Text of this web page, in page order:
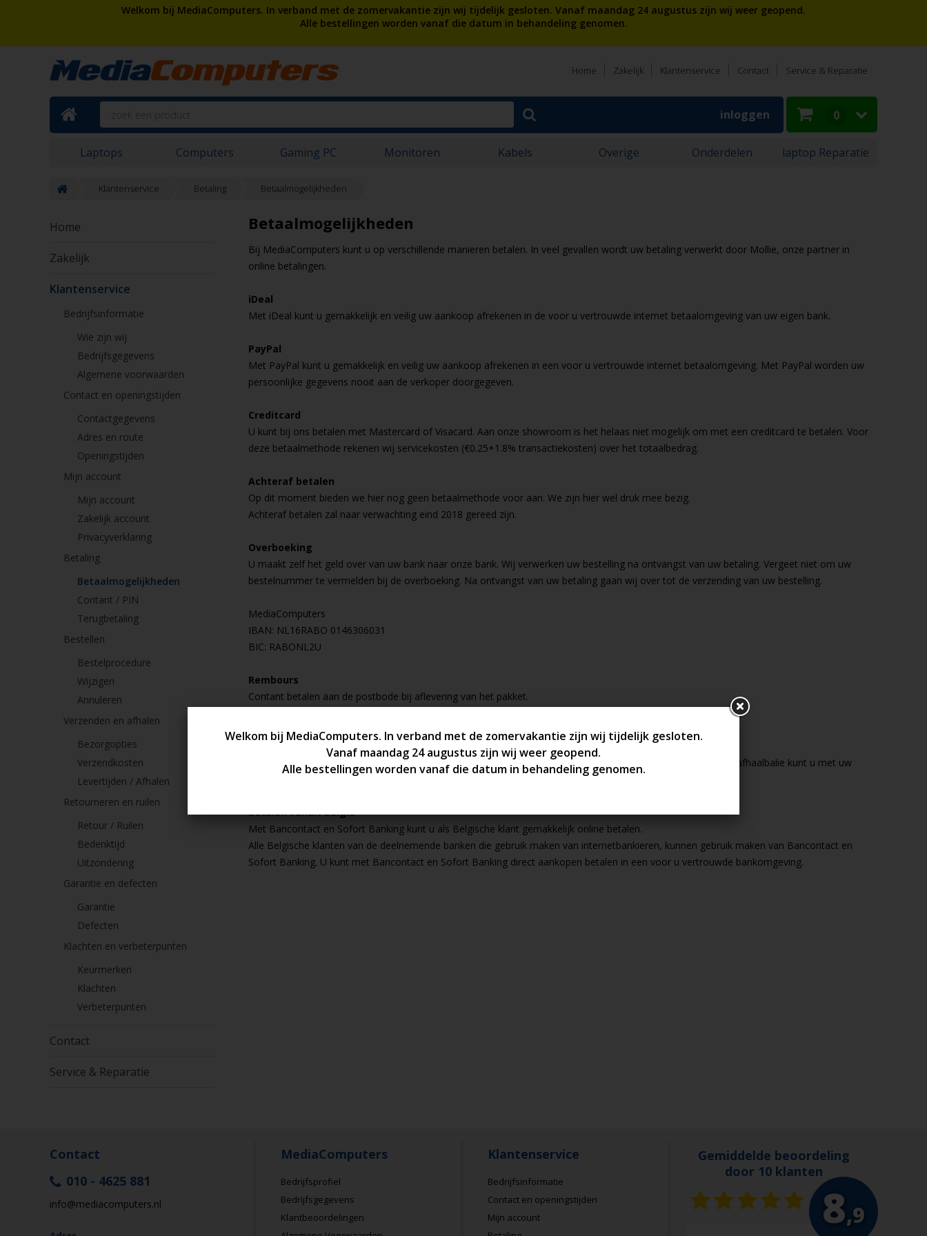
Welkom bij MediaComputers. In verband met de zomervakantie zijn wij tijdelijk gesloten. Vanaf maandag 24 augustus zijn wij weer geopend.
Alle bestellingen worden vanaf die datum in behandeling genomen.
Home Zakelijk Klantenservice Contact Service & Reparatie
inloggen 0
Laptops Computers Gaming PC Monitoren Kabels Overige Onderdelen laptop Reparatie
Klantenservice Betaling Betaalmogelijkheden
Betaalmogelijkheden
Bij MediaComputers kunt u op verschillende manieren betalen. In veel gevallen wordt uw betaling verwerkt door Mollie, onze partner in
online betalingen.
iDeal
Met iDeal kunt u gemakkelijk en veilig uw aankoop afrekenen in de voor u vertrouwde internet betaalomgeving van uw eigen bank.
PayPal
Met PayPal kunt u gemakkelijk en veilig uw aankoop afrekenen in een voor u vertrouwde internet betaalomgeving. Met PayPal worden uw
persoonlijke gegevens nooit aan de verkoper doorgegeven.
Creditcard
U kunt bij ons betalen met Mastercard of Visacard. Aan onze showroom is het helaas niet mogelijk om met een creditcard te betalen. Voor
deze betaalmethode rekenen wij servicekosten (€0.25+1.8% transactiekosten) over het totaalbedrag.
Achteraf betalen
Op dit moment bieden we hier nog geen betaalmethode voor aan. We zijn hier wel druk mee bezig.
Achteraf betalen zal naar verwachting eind 2018 gereed zijn.
Overboeking
U maakt zelf het geld over van uw bank naar onze bank. Wij verwerken uw bestelling na ontvangst van uw betaling. Vergeet niet om uw
bestelnummer te vermelden bij de overboeking. Na ontvangst van uw betaling gaan wij over tot de verzending van uw bestelling.
MediaComputers
IBAN: NL16RABO 0146306031
BIC: RABONL2U
Rembours
Contant betalen aan de postbode bij aflevering van het pakket.
PIN / Contant (afhalen)
Als u uw bestelling bij ons af komt halen kunt u ervoor kiezen om de betaling aan de balie te voldoen. Aan de afhaalbalie kunt u met uw
pinpas of contant betalen.
Betalen vanuit België
Met Bancontact en Sofort Banking kunt u als Belgische klant gemakkelijk online betalen.
Alle Belgische klanten van de deelnemende banken die gebruik maken van internetbankieren, kunnen gebruik maken van Bancontact en
Sofort Banking. U kunt met Bancontact en Sofort Banking direct aankopen betalen in een voor u vertrouwde bankomgeving.
Home
Zakelijk
Klantenservice
Bedrijfsinformatie
Wie zijn wij
Bedrijfsgegevens
Algemene voorwaarden
Contact en openingstijden
Contactgegevens
Adres en route
Openingstijden
Mijn account
Mijn account
Zakelijk account
Privacyverklaring
Betaling
Betaalmogelijkheden
Contant / PIN
Terugbetaling
Bestellen
Bestelprocedure
Wijzigen
Annuleren
Verzenden en afhalen
Bezorgopties
Verzendkosten
Levertijden / Afhalen
Retourneren en ruilen
Retour / Ruilen
Bedenktijd
Uitzondering
Garantie en defecten
Garantie
Defecten
Klachten en verbeterpunten
Keurmerken
Klachten
Verbeterpunten
Contact
Service & Reparatie
Contact
010 - 4625 881
info@mediacomputers.nl
MediaComputers
Bedrijfsprofiel
Bedrijfsgegevens
Klantbeoordelingen
Klantenservice
Bedrijfsinformatie
Contact en openingstijden
Mijn account
Gemiddelde beoordeling
door 10 klanten
8,9